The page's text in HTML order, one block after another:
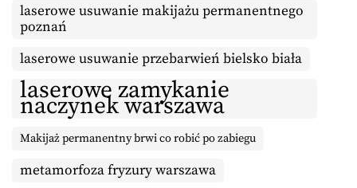
laserowe usuwanie makijażu permanentnego
poznań
laserowe usuwanie przebarwień bielsko biała
laserowe zamykanie
naczynek warszawa
Makijaż permanentny brwi co robić po zabiegu
metamorfoza fryzury warszawa